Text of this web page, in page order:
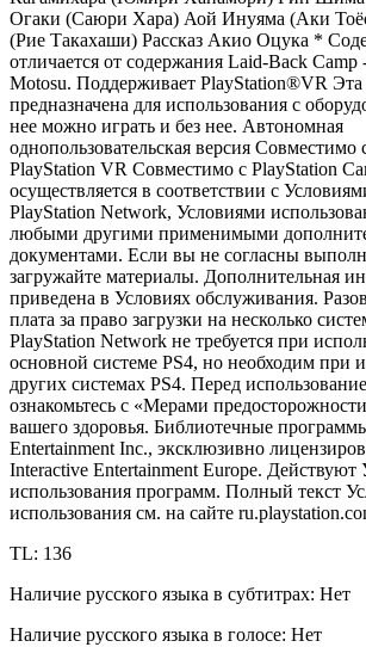
Огаки (Саюри Хара) Аой Инуяма (Аки
(Рие Такахаши) Рассказ Акио Оцука *
отличается от содержания Laid-Back
Motosu. Поддерживает PlayStation®VR Эта
предназначена для использования с
нее можно играть и без нее. Автономная
однопользовательская версия Совместимо
PlayStation VR Совместимо с PlayStation
осуществляется в соответствии с
PlayStation Network, Условиями
любыми другими применимыми
документами. Если вы не согласны
загружайте материалы. Дополнительная
приведена в Условиях обслуживания.
плата за право загрузки на несколько
PlayStation Network не требуется при
основной системе PS4, но необходим при
других системах PS4. Перед
ознакомьтесь с «Мерами
вашего здоровья. Библиотечные
Entertainment Inc., эксклюзивно
Interactive Entertainment Europe. Действуют
использования программ. Полный текст
использования см. на сайте
TL: 136
Наличие русского языка в субтитрах: Нет
Наличие русского языка в голосе: Нет